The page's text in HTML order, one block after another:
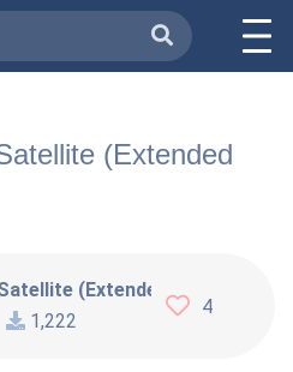
(Extended
(Extended Mix)
1,222
4